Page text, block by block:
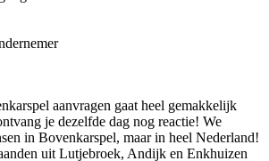
aanvragen gaat heel gemakkelijk
je dezelfde dag nog reactie! We
in Bovenkarspel, maar in heel Nederland!
uit Lutjebroek, Andijk en Enkhuizen